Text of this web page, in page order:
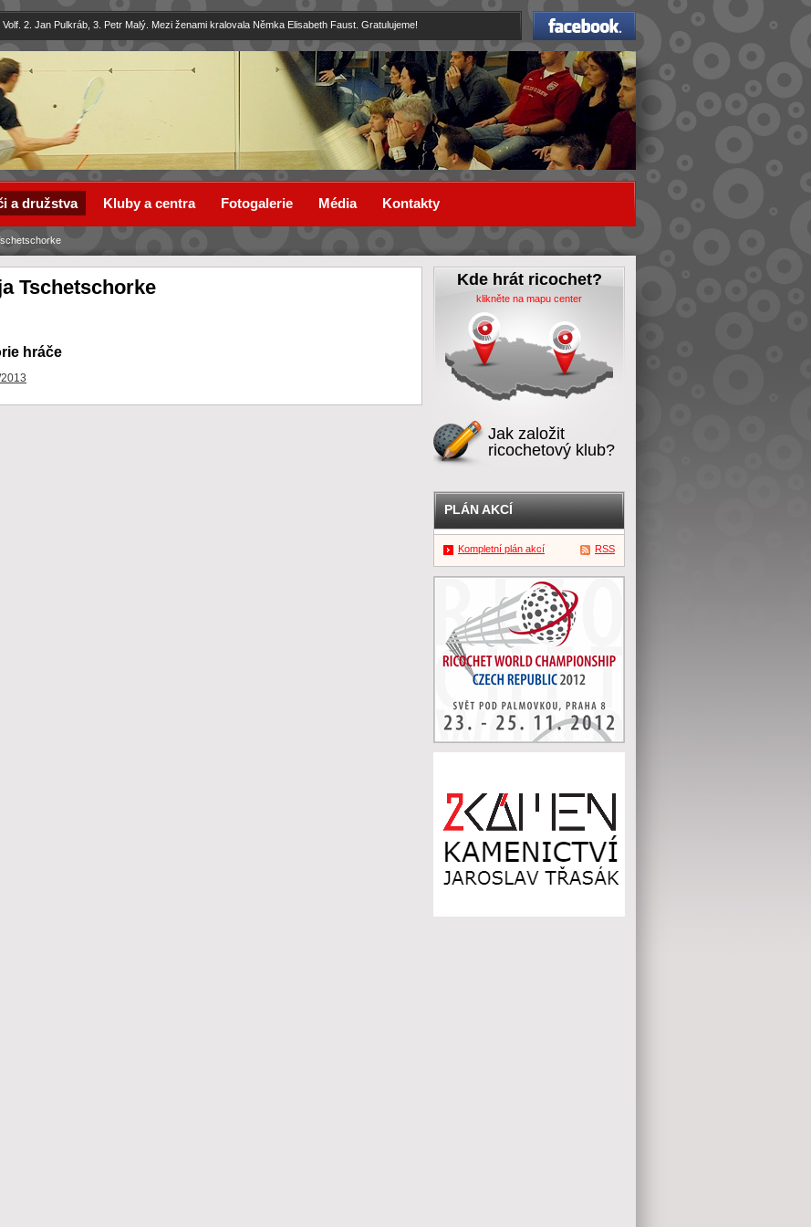
Facebook
2. Jan Pulkráb, 3. Petr Malý. Mezi ženami kralovala Němka Elisabeth Faust. Gratulujeme!
Tschetschorke
hráče
a družstva Kluby a centra Fotogalerie Média Kontakty
Kde hrát ricochet?
klikněte na mapu center
Jak založit
ricochetový klub?
PLÁN AKCÍ
Kompletní plán akcí RSS